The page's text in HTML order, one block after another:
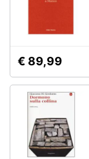
€ 89,99